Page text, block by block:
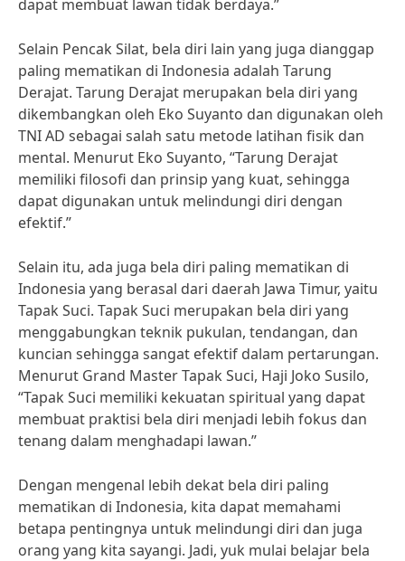
dapat membuat lawan tidak berdaya.”
Selain Pencak Silat, bela diri lain yang juga dianggap
paling mematikan di Indonesia adalah Tarung
Derajat. Tarung Derajat merupakan bela diri yang
dikembangkan oleh Eko Suyanto dan digunakan oleh
TNI AD sebagai salah satu metode latihan fisik dan
mental. Menurut Eko Suyanto, “Tarung Derajat
memiliki filosofi dan prinsip yang kuat, sehingga
dapat digunakan untuk melindungi diri dengan
efektif.”
Selain itu, ada juga bela diri paling mematikan di
Indonesia yang berasal dari daerah Jawa Timur, yaitu
Tapak Suci. Tapak Suci merupakan bela diri yang
menggabungkan teknik pukulan, tendangan, dan
kuncian sehingga sangat efektif dalam pertarungan.
Menurut Grand Master Tapak Suci, Haji Joko Susilo,
“Tapak Suci memiliki kekuatan spiritual yang dapat
membuat praktisi bela diri menjadi lebih fokus dan
tenang dalam menghadapi lawan.”
Dengan mengenal lebih dekat bela diri paling
mematikan di Indonesia, kita dapat memahami
betapa pentingnya untuk melindungi diri dan juga
orang yang kita sayangi. Jadi, yuk mulai belajar bela